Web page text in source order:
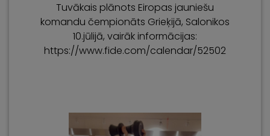
Tuvākais plānots Eiropas jauniešu
komandu čempionāts Grieķijā, Salonikos
10.jūlijā, vairāk informācijas:
https://www.fide.com/calendar/52502